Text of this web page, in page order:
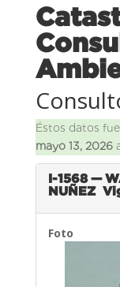
Éstos datos
mayo 13, 2026
I-1568 —
NUÑEZ
Foto